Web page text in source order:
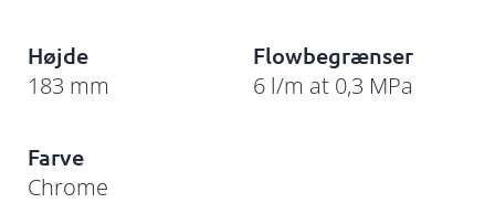
Højde
183 mm
Flowbegrænser
6 l/m at 0,3 MPa
Farve
Chrome